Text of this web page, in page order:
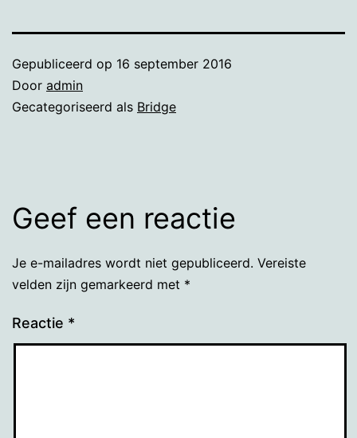
Gepubliceerd op 16 september 2016
Door admin
Gecategoriseerd als Bridge
Geef een reactie
Je e-mailadres wordt niet gepubliceerd. Vereiste
velden zijn gemarkeerd met *
Reactie *